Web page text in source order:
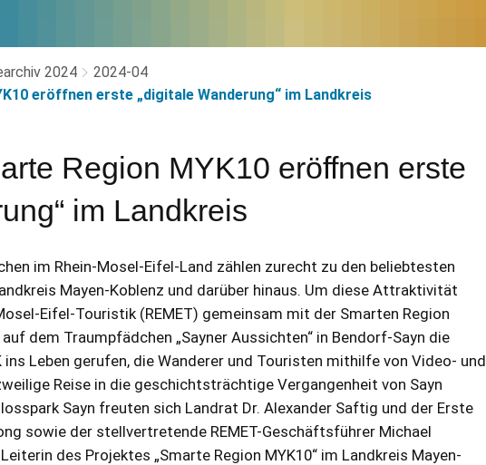
2024
2024-04
eröffnen erste „digitale Wanderung“ im Landkreis
Region MYK10 eröffnen erste
im Landkreis
im Rhein-Mosel-Eifel-Land zählen zurecht zu den beliebtesten
Mayen-Koblenz und darüber hinaus. Um diese Attraktivität
Eifel-Touristik (REMET) gemeinsam mit der Smarten Region
dem Traumpfädchen „Sayner Aussichten“ in Bendorf-Sayn die
Leben gerufen, die Wanderer und Touristen mithilfe von Video- und
Reise in die geschichtsträchtige Vergangenheit von Sayn
Sayn freuten sich Landrat Dr. Alexander Saftig und der Erste
sowie der stellvertretende REMET-Geschäftsführer Michael
des Projektes „Smarte Region MYK10“ im Landkreis Mayen-